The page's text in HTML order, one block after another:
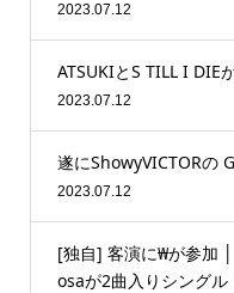
2023.07.12
ATSUKIとS TILL I DIE
2023.07.12
遂にShowyVICTORの
2023.07.12
[独自] 客演に₩が参加
osaが2曲入りシング